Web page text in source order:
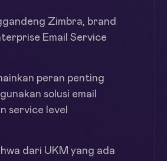
Zimbra, brand
Email Service
peran penting
solusi email
service level
dari UKM yang ada